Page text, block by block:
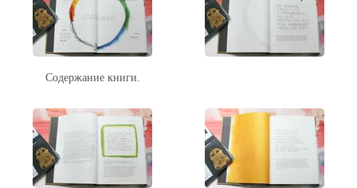
Содержание книги.